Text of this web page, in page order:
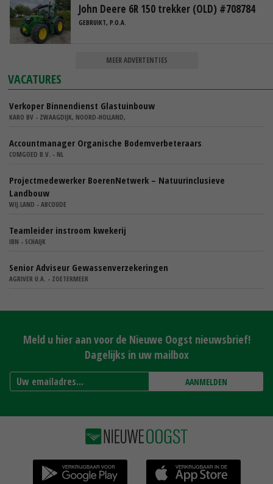
John Deere 6R 150 trekker (OLD) #708784
GEBRUIKT, P.O.A.
MEER ADVERTENTIES
VACATURES
Verkoper Binnendienst Glastuinbouw
KARO BV - ZWAAGDIJK, NOORD-HOLLAND,
Accountmanager Organische Bodemverbeteraars
COMGOED B.V. - NL
Projectmedewerker BoerenNetwerk – Natuurinclusieve
Landbouw
WIJ.LAND - ABCOUDE
Teamleider instroom kwekerij
IBN - SCHAIJK
Senior Adviseur Gewassenverzekeringen
AGRIVER U.A. - ZOETERMEER
Meld u hier aan voor de Nieuwe Oogst nieuwsbrief!
Dagelijks in uw mailbox
AANMELDEN